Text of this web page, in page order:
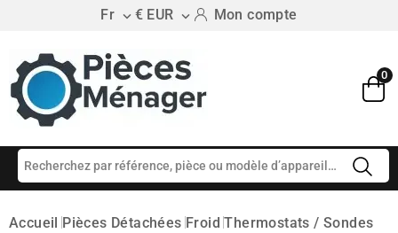
Fr  € EUR  Mon compte
0
Accueil Pièces Détachées Froid Thermostats / Sondes